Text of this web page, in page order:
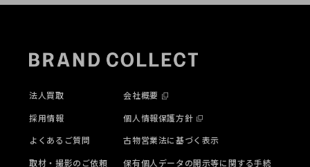
法人買取
採用情報
よくあるご質問
取材・撮影のご依頼
会社概要
個人情報保護方針
古物営業法に基づく表示
保有個人データの開示等に関する手続